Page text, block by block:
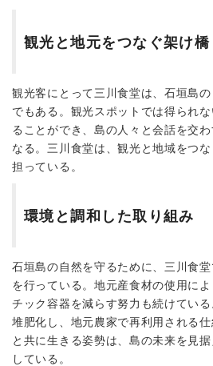
観光と地元をつなぐ架け橋
観光客にとって三川食堂は、石垣島
でもある。観光スポットでは得られ
ることができ、島の人々と会話を交
なる。三川食堂は、観光と地域をつ
担っている。
環境と調和した取り組み
石垣島の自然を守るために、三川食
を行っている。地元産食材の使用に
チック容器を減らす努力も続けてい
堆肥化し、地元農家で再利用される
と共に生きる姿勢は、島の未来を見
している。